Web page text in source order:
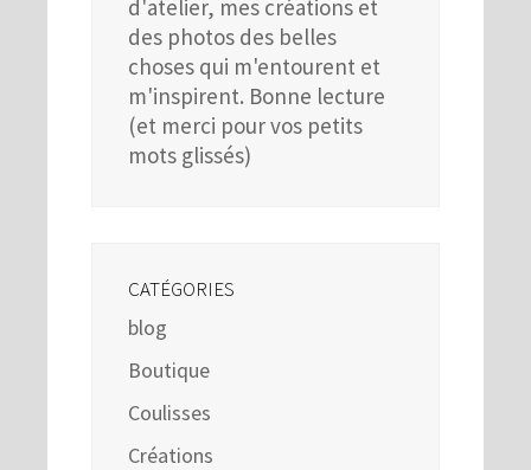
d'atelier, mes créations et
des photos des belles
choses qui m'entourent et
m'inspirent. Bonne lecture
(et merci pour vos petits
mots glissés)
CATÉGORIES
blog
Boutique
Coulisses
Créations